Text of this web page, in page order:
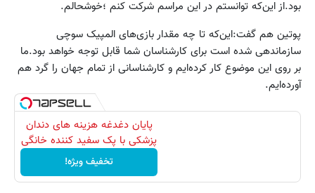
بود.از این‌که توانستم در این مراسم شرکت کنم ؛خوشحالم.
پوتین هم گفت:این‌که تا چه مقدار بازی‌های المپیک سوچی
سازماندهی شده است برای کارشناسان شما قابل توجه خواهد بود.ما
بر روی این موضوع کار کرده‌ایم و کارشناسانی از تمام جهان را گرد هم
آورده‌ایم.
پایان دغدغه هزینه های دندان
پزشکی با پک سفید کننده خانگی
تخفیف ویژه!